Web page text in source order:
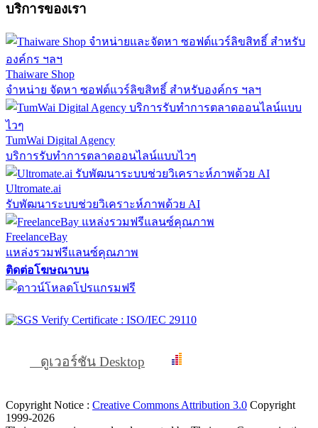
บริการของเรา
Thaiware Shop
จำหน่าย จัดหา ซอฟต์แวร์ลิขสิทธิ์ สำหรับองค์กร ฯลฯ
TumWai Digital Agency
บริการรับทำการตลาดออนไลน์แบบไวๆ
Ultromate.ai
รับพัฒนาระบบช่วยวิเคราะห์ภาพด้วย AI
FreelanceBay
แหล่งรวมฟรีแลนซ์คุณภาพ
ติดต่อโฆษณาบน
ดูเวอร์ชัน Desktop
Copyright Notice : Creative Commons Attribution 3.0 Copyright
1999-2026